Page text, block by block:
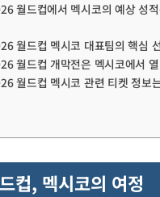
월드컵에서 멕시코의 예상 성
월드컵 멕시코 대표팀의 핵심
월드컵 개막전은 멕시코에서
월드컵 멕시코 관련 티켓 정보
컵, 멕시코의 여정